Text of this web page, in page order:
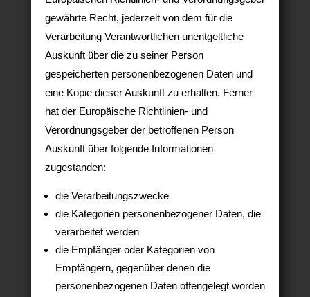
gewährte Recht, jederzeit von dem für die
Verarbeitung Verantwortlichen unentgeltliche
Auskunft über die zu seiner Person
gespeicherten personenbezogenen Daten und
eine Kopie dieser Auskunft zu erhalten. Ferner
hat der Europäische Richtlinien- und
Verordnungsgeber der betroffenen Person
Auskunft über folgende Informationen
zugestanden:
die Verarbeitungszwecke
die Kategorien personenbezogener Daten, die
verarbeitet werden
die Empfänger oder Kategorien von
Empfängern, gegenüber denen die
personenbezogenen Daten offengelegt worden